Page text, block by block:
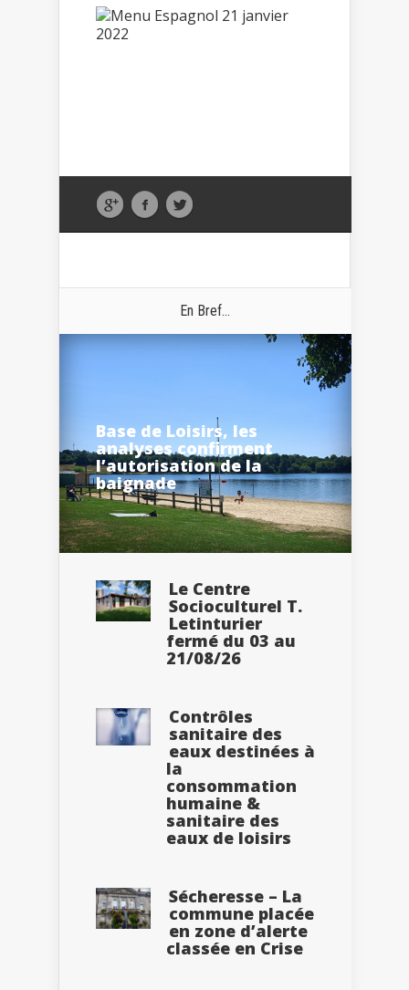
En Bref...
Base de Loisirs, les
analyses confirment
l’autorisation de la
baignade
Le Centre
Socioculturel T.
Letinturier
fermé du 03 au
21/08/26
Contrôles
sanitaire des
eaux destinées à
la
consommation
humaine &
sanitaire des
eaux de loisirs
Sécheresse – La
commune placée
en zone d’alerte
classée en Crise